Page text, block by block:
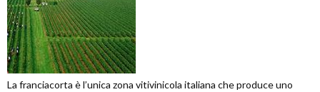
La franciacorta è l’unica zona vitivinicola italiana che produce uno